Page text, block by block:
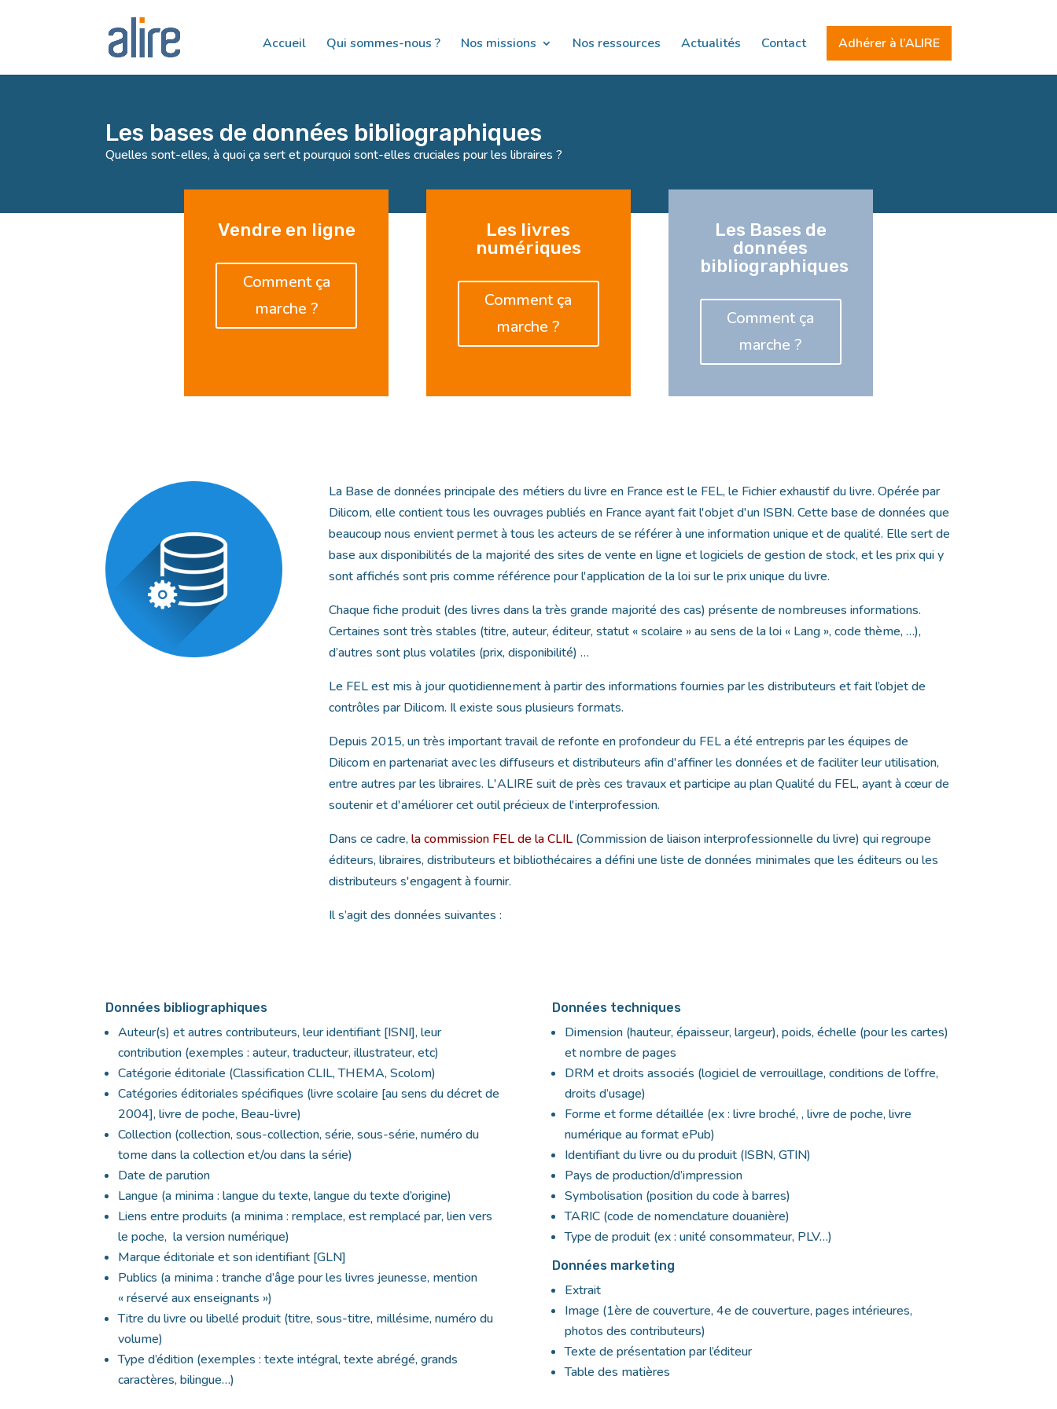
Accueil Qui sommes-nous ? Nos missions Nos ressources Actualités Contact Adhérer à l’ALIRE
Les bases de données bibliographiques
Quelles sont-elles, à quoi ça sert et pourquoi sont-elles cruciales pour les libraires ?
Vendre en ligne
Comment ça
marche ?
Les livres
numériques
Comment ça
marche ?
Les Bases de
données
bibliographiques
Comment ça
marche ?
La Base de données principale des métiers du livre en France est le FEL, le Fichier exhaustif du livre. Opérée par
Dilicom, elle contient tous les ouvrages publiés en France ayant fait l'objet d'un ISBN. Cette base de données que
beaucoup nous envient permet à tous les acteurs de se référer à une information unique et de qualité. Elle sert de
base aux disponibilités de la majorité des sites de vente en ligne et logiciels de gestion de stock, et les prix qui y
sont affichés sont pris comme référence pour l'application de la loi sur le prix unique du livre.
Chaque fiche produit (des livres dans la très grande majorité des cas) présente de nombreuses informations.
Certaines sont très stables (titre, auteur, éditeur, statut « scolaire » au sens de la loi « Lang », code thème, …),
d’autres sont plus volatiles (prix, disponibilité) …
Le FEL est mis à jour quotidiennement à partir des informations fournies par les distributeurs et fait l’objet de
contrôles par Dilicom. Il existe sous plusieurs formats.
Depuis 2015, un très important travail de refonte en profondeur du FEL a été entrepris par les équipes de
Dilicom en partenariat avec les diffuseurs et distributeurs afin d'affiner les données et de faciliter leur utilisation,
entre autres par les libraires. L'ALIRE suit de près ces travaux et participe au plan Qualité du FEL, ayant à cœur de
soutenir et d'améliorer cet outil précieux de l'interprofession.
Dans ce cadre,la commission FEL de la CLIL(Commission de liaison interprofessionnelle du livre) qui regroupe
éditeurs, libraires, distributeurs et bibliothécaires a défini une liste de données minimales que les éditeurs ou les
distributeurs s'engagent à fournir.
Il s’agit des données suivantes :
Données bibliographiques
Auteur(s) et autres contributeurs, leur identifiant [ISNI], leur
contribution (exemples : auteur, traducteur, illustrateur, etc)
Catégorie éditoriale (Classification CLIL, THEMA, Scolom)
Catégories éditoriales spécifiques (livre scolaire [au sens du décret de
2004], livre de poche, Beau-livre)
Collection (collection, sous-collection, série, sous-série, numéro du
tome dans la collection et/ou dans la série)
Date de parution
Langue (a minima : langue du texte, langue du texte d’origine)
Liens entre produits (a minima : remplace, est remplacé par, lien vers
le poche, la version numérique)
Marque éditoriale et son identifiant [GLN]
Publics (a minima : tranche d’âge pour les livres jeunesse, mention
« réservé aux enseignants »)
Titre du livre ou libellé produit (titre, sous-titre, millésime, numéro du
volume)
Type d’édition (exemples : texte intégral, texte abrégé, grands
caractères, bilingue…)
Données techniques
Dimension (hauteur, épaisseur, largeur), poids, échelle (pour les cartes)
et nombre de pages
DRM et droits associés (logiciel de verrouillage, conditions de l’offre,
droits d’usage)
Forme et forme détaillée (ex : livre broché, , livre de poche, livre
numérique au format ePub)
Identifiant du livre ou du produit (ISBN, GTIN)
Pays de production/d’impression
Symbolisation (position du code à barres)
TARIC (code de nomenclature douanière)
Type de produit (ex : unité consommateur, PLV…)
Données marketing
Extrait
Image (1ère de couverture, 4e de couverture, pages intérieures,
photos des contributeurs)
Texte de présentation par l’éditeur
Table des matières